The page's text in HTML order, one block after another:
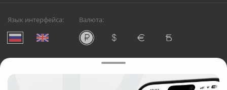
Язык интерфейса: Валюта:
Служба круглосуточной доставки цветов в Перми
Русский Букет, 2026